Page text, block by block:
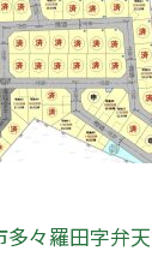
々羅田字弁